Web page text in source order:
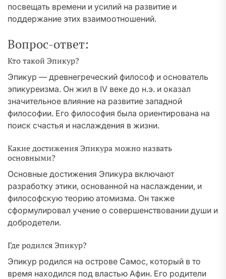
посвещать времени и усилий на развитие и
поддержание этих взаимоотношений.
Вопрос-ответ:
Кто такой Эпикур?
Эпикур — древнегреческий философ и основатель
эпикуреизма. Он жил в IV веке до н.э. и оказал
значительное влияние на развитие западной
философии. Его философия была ориентирована на
поиск счастья и наслаждения в жизни.
Какие достижения Эпикура можно назвать
основными?
Основные достижения Эпикура включают
разработку этики, основанной на наслаждении, и
философскую теорию атомизма. Он также
сформулировал учение о совершенствовании души и
добродетели.
Где родился Эпикур?
Эпикур родился на острове Самос, который в то
время находился под властью Афин. Его родители